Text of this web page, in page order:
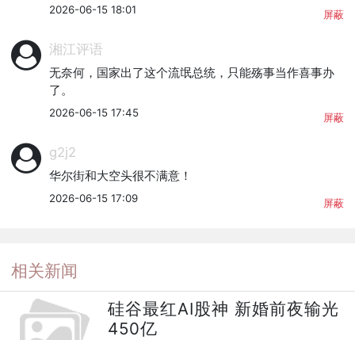
2026-06-15 18:01 屏蔽
湘江评语
无奈何，国家出了这个流氓总统，只能殇事当作喜事办
了。
2026-06-15 17:45 屏蔽
g2j2
华尔街和大空头很不满意！
2026-06-15 17:09 屏蔽
相关新闻
硅谷最红AI股神 新婚前夜输光
450亿